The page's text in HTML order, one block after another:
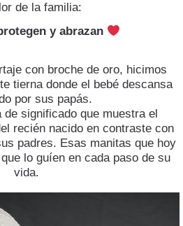
de la familia:
y abrazan
con broche de oro, hicimos
tierna donde el bebé descansa
por sus papás.
de significado que muestra el
recién nacido en contraste con
padres. Esas manitas que hoy
lo guíen en cada paso de su
vida.